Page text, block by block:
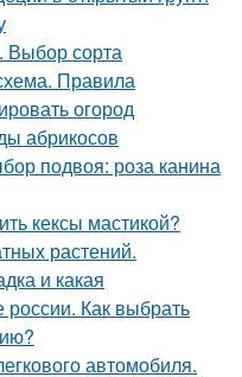
Выбор сорта
Правила
огород
абрикосов
подвоя: роза канина
кексы мастикой?
растений.
и какая
россии. Как выбрать
автомобиля.